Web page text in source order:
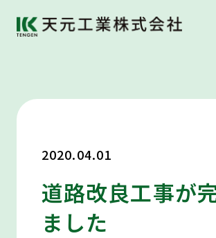
2020.04.01
道路改良工事が
ました